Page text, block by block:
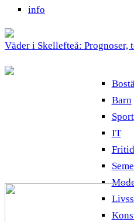
info
Väder i Skellefteå: Prognoser,
Barn
Sport
IT
Fritid